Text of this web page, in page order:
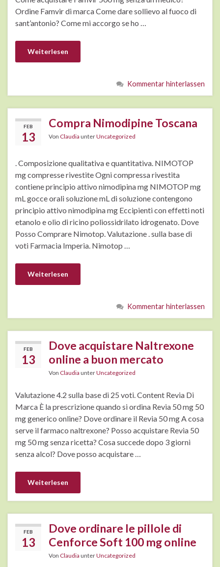
Ordine Famvir di marca Come dare sollievo al fuoco di
sant’antonio? Come mi accorgo se ho …
Weiterlesen
Kommentar hinterlassen
FEB
13
Compra Nimodipine Toscana
Von Claudia unterUncategorized
. Composizione qualitativa e quantitativa. NIMOTOP
mg compresse rivestite Ogni compressa rivestita
contiene principio attivo nimodipina mg NIMOTOP mg
mL gocce orali soluzione mL di soluzione contengono
principio attivo nimodipina mg Eccipienti con effetti noti
etanolo e olio di ricino poliossidrilato idrogenato. Dove
Posso Comprare Nimotop. Valutazione . sulla base di
voti Farmacia Imperia. Nimotop …
Weiterlesen
Kommentar hinterlassen
FEB
13
Dove acquistare Naltrexone
online a buon mercato
Von Claudia unterUncategorized
Valutazione 4.2 sulla base di 25 voti. Content Revia Di
Marca È la prescrizione quando si ordina Revia 50 mg 50
mg generico online? Dove ordinare il Revia 50 mg A cosa
serve il farmaco naltrexone? Posso acquistare Revia 50
mg 50 mg senza ricetta? Cosa succede dopo 3 giorni
senza alcol? Dove posso acquistare …
Weiterlesen
FEB
13
Dove ordinare le pillole di
Cenforce Soft 100 mg online
Von Claudia unterUncategorized